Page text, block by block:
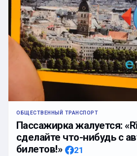
ОБЩЕСТВЕННЫЙ ТРАНСПОРТ
Пассажирка жалуется:
сделайте что-нибудь с
билетов!»
21